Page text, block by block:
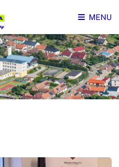
MENU